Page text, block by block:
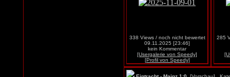
338 Views / noch nicht bewertet
09.11.2025 [23:46]
kein Kommentar
[Usergalerie von Speedy]
[Profil von Speedy]
285